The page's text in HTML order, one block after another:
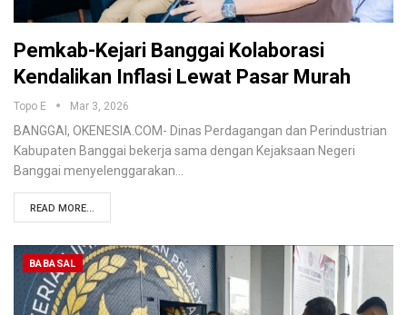
Pemkab-Kejari Banggai Kolaborasi
Kendalikan Inflasi Lewat Pasar Murah
Topo E Mar 3, 2026
BANGGAI, OKENESIA.COM- Dinas Perdagangan dan Perindustrian
Kabupaten Banggai bekerja sama dengan Kejaksaan Negeri
Banggai menyelenggarakan…
READ MORE...
BABASAL